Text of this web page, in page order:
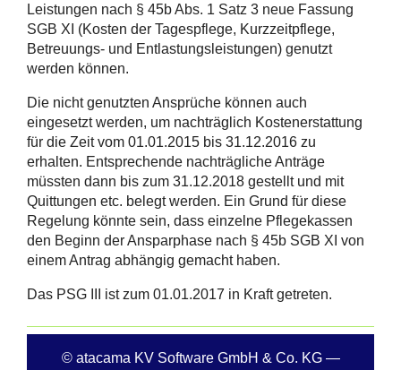
Leistungen nach § 45b Abs. 1 Satz 3 neue Fassung
SGB XI (Kosten der Tagespflege, Kurzzeitpflege,
Betreuungs- und Entlastungsleistungen) genutzt
werden können.
Die nicht genutzten Ansprüche können auch
eingesetzt werden, um nachträglich Kostenerstattung
für die Zeit vom 01.01.2015 bis 31.12.2016 zu
erhalten. Entsprechende nachträgliche Anträge
müssten dann bis zum 31.12.2018 gestellt und mit
Quittungen etc. belegt werden. Ein Grund für diese
Regelung könnte sein, dass einzelne Pflegekassen
den Beginn der Ansparphase nach § 45b SGB XI von
einem Antrag abhängig gemacht haben.
Das PSG III ist zum 01.01.2017 in Kraft getreten.
© atacama KV Software GmbH & Co. KG —